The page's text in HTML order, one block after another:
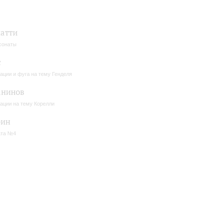
и фуга на тему Генделя
на тему Корелли
№4